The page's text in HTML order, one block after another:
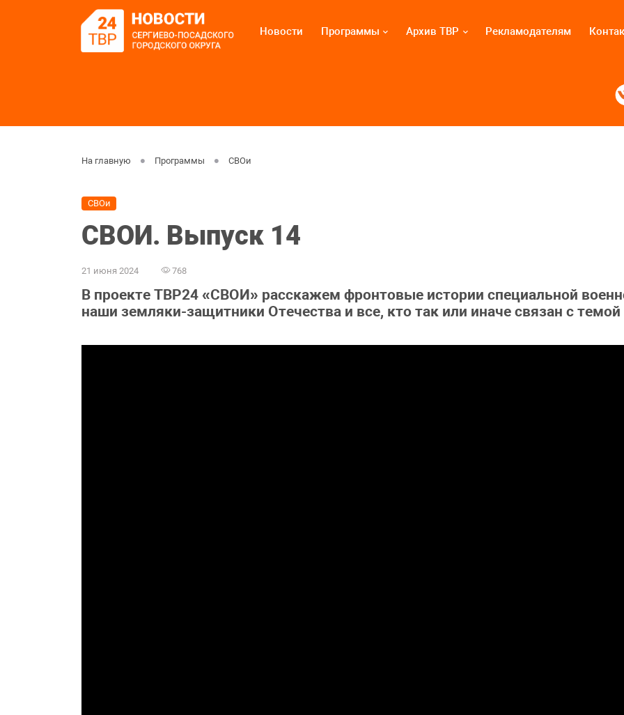
Новости Программы Архив ТВР Рекламодателям
На главную Программы СВОи
СВОи
СВОИ. Выпуск 14
21 июня 2024 768
В проекте ТВР24 «СВОИ» расскажем фронтовые истории специальной
наши земляки-защитники Отечества и все, кто так или иначе связан с